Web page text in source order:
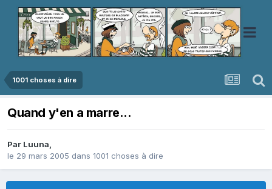
1001 choses à dire
Quand y'en a marre...
Par Luuna,
le 29 mars 2005 dans 1001 choses à dire